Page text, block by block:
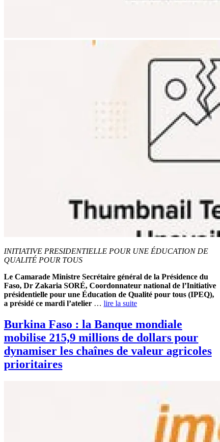
‎INITIATIVE PRESIDENTIELLE POUR UNE ÉDUCATION DE
QUALITÉ POUR TOUS
Le Camarade Ministre Secrétaire général de la Présidence du
Faso, Dr Zakaria SORÉ, Coordonnateur national de l’Initiative
présidentielle pour une Éducation de Qualité pour tous (IPEQ),
a présidé ce mardi l’atelier … lire la suite
Burkina Faso : la Banque mondiale
mobilise 215,9 millions de dollars pour
dynamiser les chaînes de valeur agricoles
prioritaires